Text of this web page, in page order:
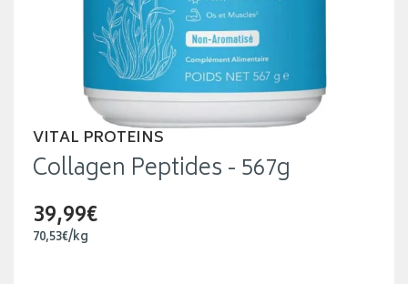
VITAL PROTEINS
Collagen Peptides - 567g
39,99€
70,53€/kg